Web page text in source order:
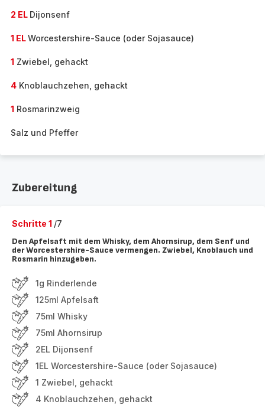
2 EL Dijonsenf
1 ELWorcestershire-Sauce (oder Sojasauce)
1 Zwiebel, gehackt
4 Knoblauchzehen, gehackt
1 Rosmarinzweig
Salz und Pfeffer
Zubereitung
Schritte 1 /7
Den Apfelsaft mit dem Whisky, dem Ahornsirup, dem Senf und
der Worcestershire-Sauce vermengen. Zwiebel, Knoblauch und
Rosmarin hinzugeben.
1g Rinderlende
125ml Apfelsaft
75ml Whisky
75ml Ahornsirup
2EL Dijonsenf
1EL Worcestershire-Sauce (oder Sojasauce)
1 Zwiebel, gehackt
4 Knoblauchzehen, gehackt